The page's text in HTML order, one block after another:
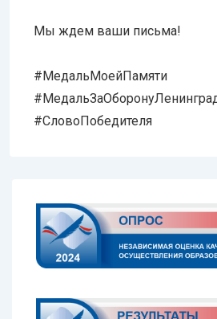
Мы ждем ваши письма!
#МедальМоейПамяти
#СловоПобедителя